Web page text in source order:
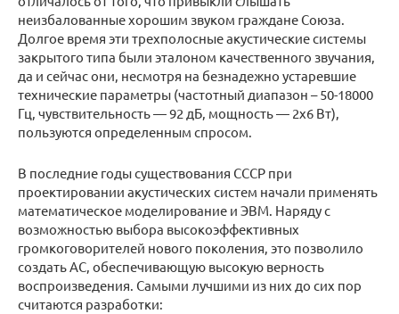
неизбалованные хорошим звуком граждане Союза.
Долгое время эти трехполосные акустические системы
закрытого типа были эталоном качественного звучания,
да и сейчас они, несмотря на безнадежно устаревшие
технические параметры (частотный диапазон – 50-18000
Гц, чувствительность — 92 дБ, мощность — 2х6 Вт),
пользуются определенным спросом.
В последние годы существования СССР при
проектировании акустических систем начали применять
математическое моделирование и ЭВМ. Наряду с
возможностью выбора высокоэффективных
громкоговорителей нового поколения, это позволило
создать АС, обеспечивающую высокую верность
воспроизведения. Самыми лучшими из них до сих пор
считаются разработки: